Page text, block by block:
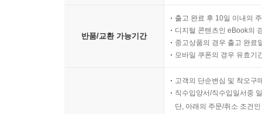
반품/교환 가능기간
출고 완료 후 10일 이내의
디지털 콘텐츠인 eBook의
중고상품의 경우 출고 완료
모바일 쿠폰의 경우 유효기
고객의 단순변심 및 착오구
직수입양서/직수입일서중
단, 아래의 주문/취소 조건